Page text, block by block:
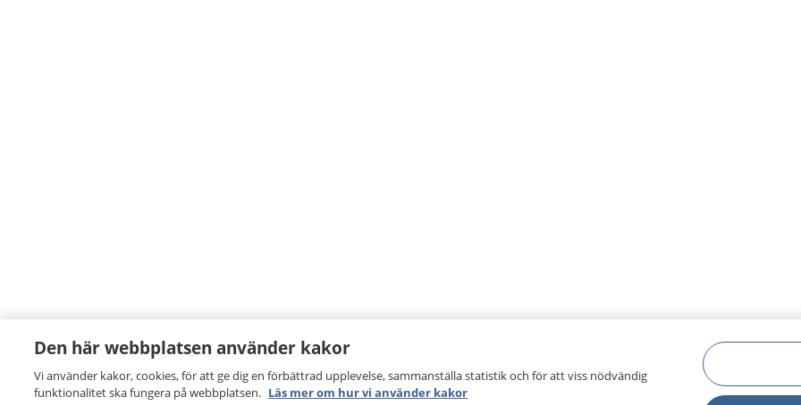
Den här webbplatsen använder kakor
Vi använder kakor, cookies, för att ge dig en förbättrad upplevelse, sammanställa statistik och för att viss nödvändig
funktionalitet ska fungera på webbplatsen. Läs mer om hur vi använder kakor